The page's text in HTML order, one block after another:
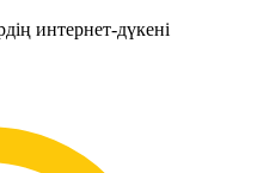
интернет-дүкені